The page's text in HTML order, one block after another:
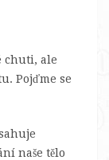
chuti, ale
Pojďme se
naše tělo